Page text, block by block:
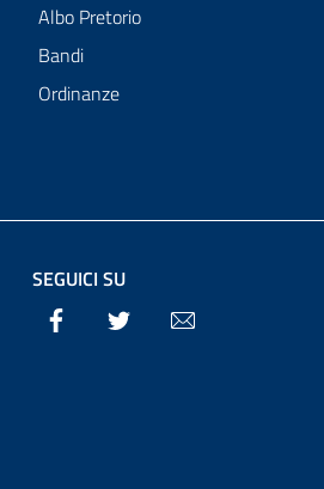
Albo Pretorio
Bandi
Ordinanze
SEGUICI SU
Facebook Twitter